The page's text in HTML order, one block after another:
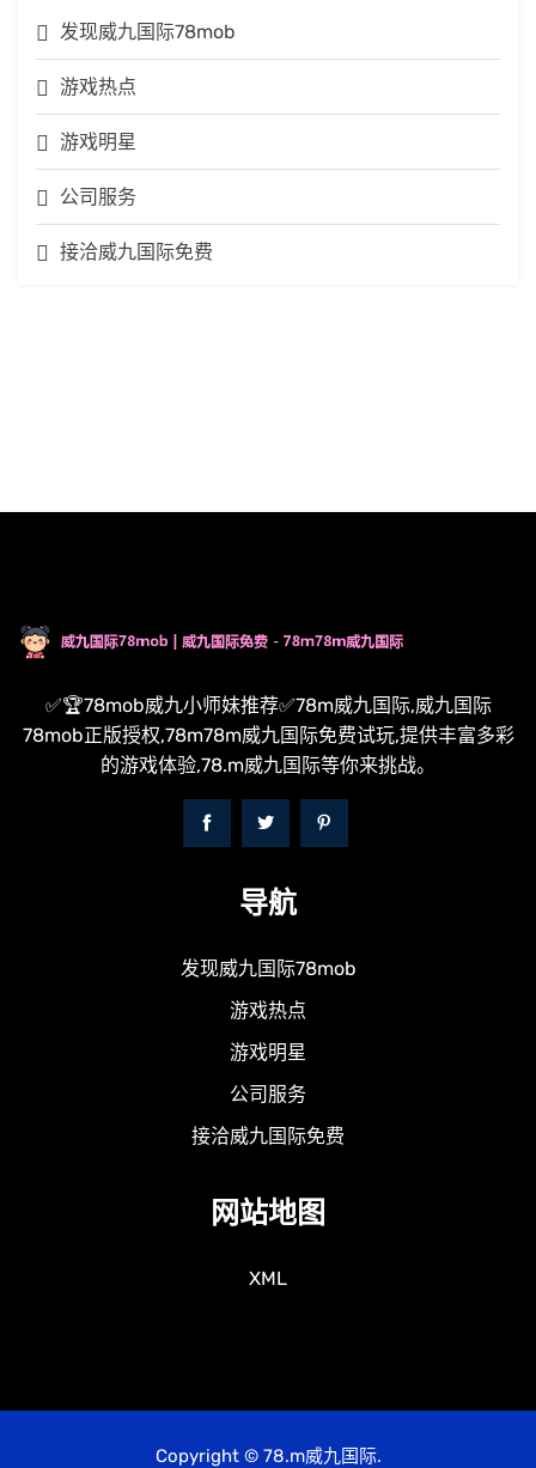
发现威九国际78mob
游戏热点
游戏明星
公司服务
接洽威九国际免费
✅🏆78mob威九小师妹推荐✅78m威九国际,威九国际
78mob正版授权,78m78m威九国际免费试玩,提供丰富多彩
的游戏体验,78.m威九国际等你来挑战。
导航
发现威九国际78mob
游戏热点
游戏明星
公司服务
接洽威九国际免费
网站地图
XML
Copyright © 78.m威九国际.